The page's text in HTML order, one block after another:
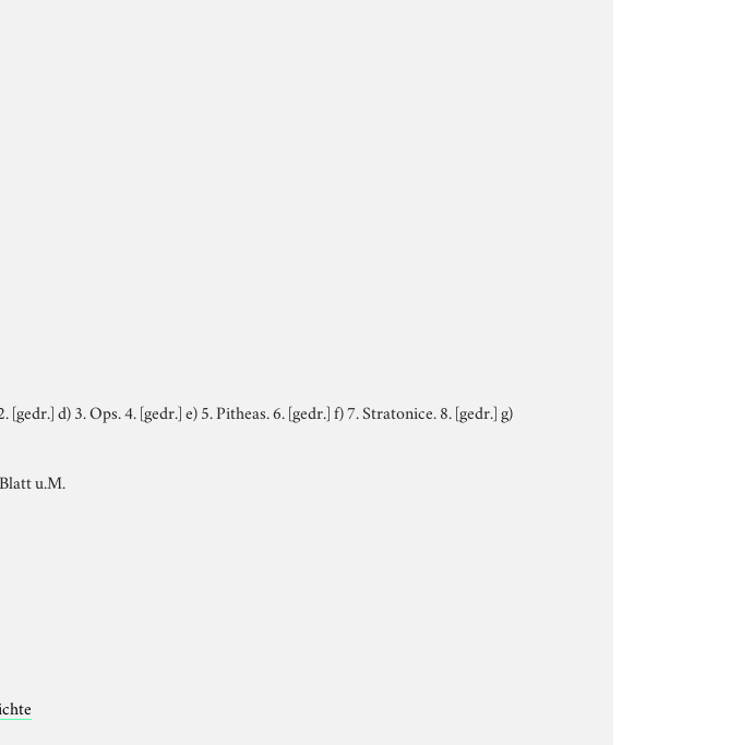
d) 3. Ops. 4. [gedr.] e) 5. Pitheas. 6. [gedr.] f) 7. Stratonice. 8. [gedr.] g)
u.M.